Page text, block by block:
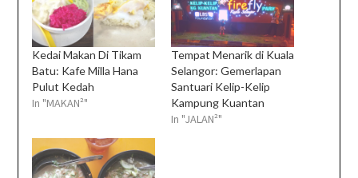
Kedai Makan Di Tikam
Batu: Kafe Milla Hana
Pulut Kedah
In "MAKAN²"
Tempat Menarik di Kuala
Selangor: Gemerlapan
Santuari Kelip-Kelip
Kampung Kuantan
In "JALAN²"